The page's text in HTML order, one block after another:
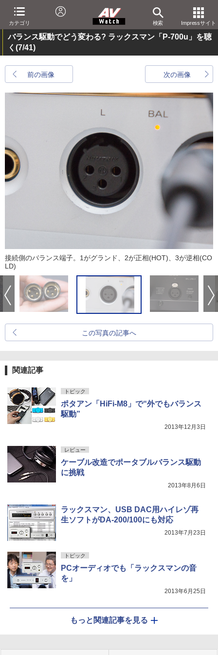
カテゴリ 検索 Impressサイト
バランス駆動でどう変わる? ラックスマン「P-700u」を聴
く (7/41)
前の画像 次の画像
接続側のバランス端子。1がグランド、2が正相(HOT)、3が逆相(CO
LD)
この写真の記事へ
関連記事
トピック
ポタアン「HiFi-M8」で“外でもバランス
駆動”
2013年12月3日
レビュー
ケーブル改造でポータブルバランス駆動
に挑戦
2013年8月6日
ラックスマン、USB DAC用ハイレゾ再
生ソフトがDA-200/100にも対応
2013年7月23日
トピック
PCオーディオでも「ラックスマンの音
を」
2013年6月25日
もっと関連記事を見る